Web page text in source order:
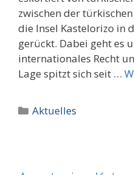
zwischen der
die Insel Kastelorizo in
gerückt. Dabei geht es
internationales Recht
Lage spitzt sich seit …
Kategorien
Aktuelles